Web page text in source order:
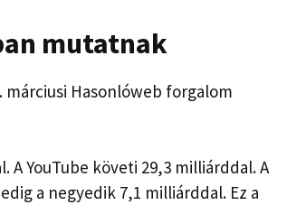
mutatnak
Hasonlóweb forgalom
A YouTube követi 29,3 milliárddal. A
a negyedik 7,1 milliárddal. Ez a